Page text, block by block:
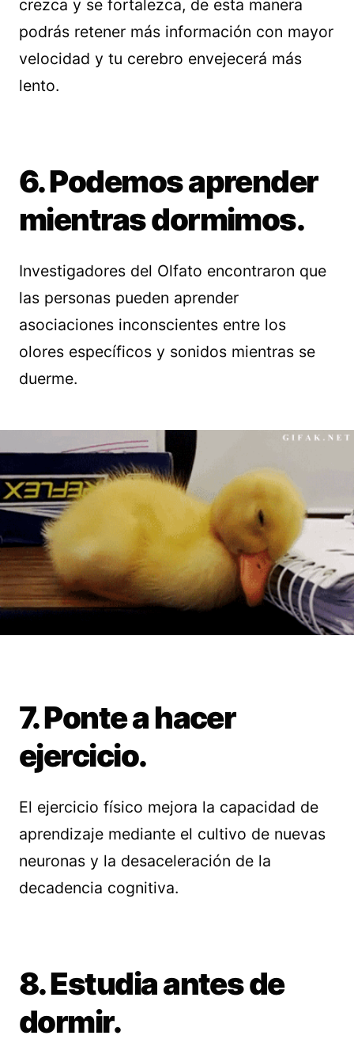
crezca y se fortalezca, de esta manera
podrás retener más información con mayor
velocidad y tu cerebro envejecerá más
lento.
6. Podemos aprender
mientras dormimos.
Investigadores del Olfato encontraron que
las personas pueden aprender
asociaciones inconscientes entre los
olores específicos y sonidos mientras se
duerme.
7. Ponte a hacer
ejercicio.
El ejercicio físico mejora la capacidad de
aprendizaje mediante el cultivo de nuevas
neuronas y la desaceleración de la
decadencia cognitiva.
8. Estudia antes de
dormir.